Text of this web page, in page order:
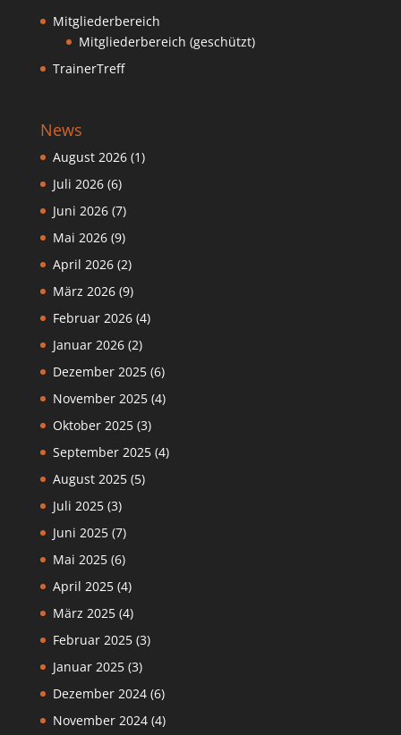
Mitgliederbereich
Mitgliederbereich (geschützt)
TrainerTreff
News
August 2026(1)
Juli 2026(6)
Juni 2026(7)
Mai 2026(9)
April 2026(2)
März 2026(9)
Februar 2026(4)
Januar 2026(2)
Dezember 2025(6)
November 2025(4)
Oktober 2025(3)
September 2025(4)
August 2025(5)
Juli 2025(3)
Juni 2025(7)
Mai 2025(6)
April 2025(4)
März 2025(4)
Februar 2025(3)
Januar 2025(3)
Dezember 2024(6)
November 2024(4)